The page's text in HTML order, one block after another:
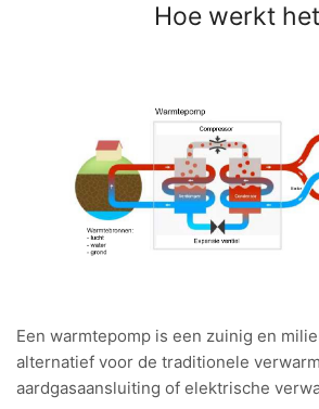
Hoe werkt
Een warmtepomp is een zuinig en
alternatief voor de traditionele
aardgasaansluiting of elektrische